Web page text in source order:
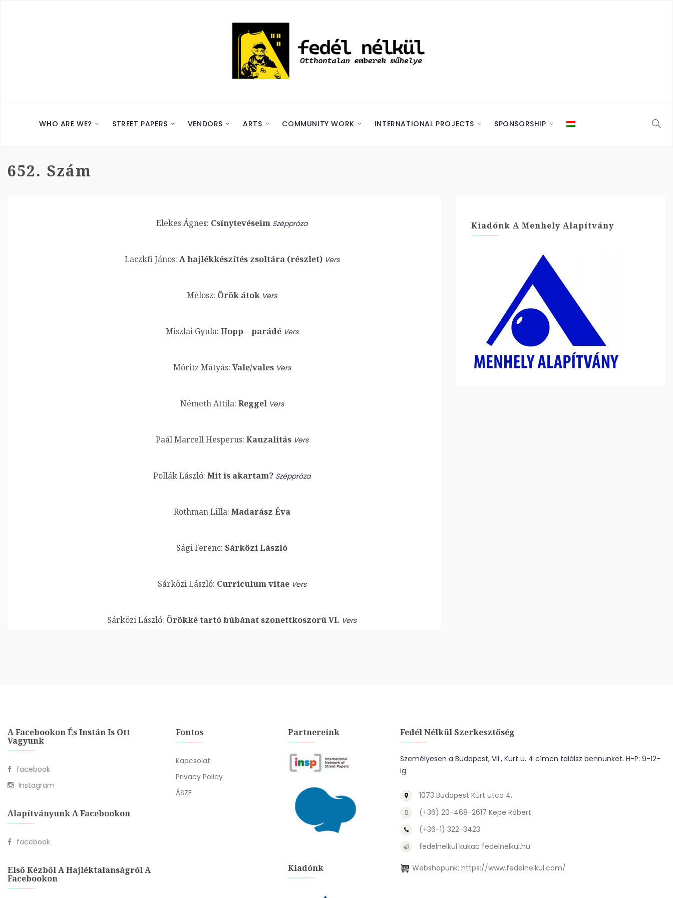
WHO ARE WE? STREET PAPERS VENDORS ARTS COMMUNITY WORK INTERNATIONAL PROJECTS SPONSORSHIP
652. Szám
Elekes Ágnes: Csínytevéseim Széppróza
Laczkfi János: A hajlékkészítés zsoltára (részlet) Vers
Mélosz: Örök átok Vers
Miszlai Gyula: Hopp – parádé Vers
Móritz Mátyás: Vale/vales Vers
Németh Attila: Reggel Vers
Paál Marcell Hesperus: Kauzalitás Vers
Pollák László: Mit is akartam? Széppróza
Rothman Lilla: Madarász Éva
Sági Ferenc: Sárközi László
Sárközi László: Curriculum vitae Vers
Sárközi László: Örökké tartó búbánat szonettkoszorú VI. Vers
Kiadónk A Menhely Alapítvány
A Facebookon És Instán Is Ott
Vagyunk
facebook
Instagram
Alapítványunk A Facebookon
facebook
Első Kézből A Hajléktalanságról A
Facebookon
Fontos
Kapcsolat
Privacy Policy
ÁSZF
Partnereink
Kiadónk
Fedél Nélkül Szerkesztőség
Személyesen a Budapest, VII., Kürt u. 4 címen találsz bennünket. H-P: 9-12-
ig
1073 Budapest Kürt utca 4.
(+36) 20-468-2617 Kepe Róbert
(+36-1) 322-3423
fedelnelkul kukac fedelnelkul.hu
Webshopunk: https://www.fedelnelkul.com/